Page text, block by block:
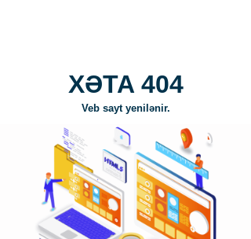
XƏTA 404
Veb sayt yenilənir.